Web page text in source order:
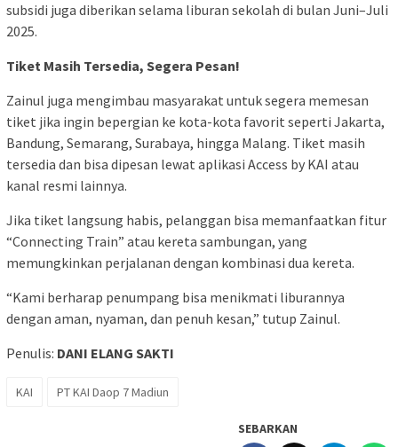
subsidi juga diberikan selama liburan sekolah di bulan Juni–Juli
2025.
Tiket Masih Tersedia, Segera Pesan!
Zainul juga mengimbau masyarakat untuk segera memesan
tiket jika ingin bepergian ke kota-kota favorit seperti Jakarta,
Bandung, Semarang, Surabaya, hingga Malang. Tiket masih
tersedia dan bisa dipesan lewat aplikasi Access by KAI atau
kanal resmi lainnya.
Jika tiket langsung habis, pelanggan bisa memanfaatkan fitur
“Connecting Train” atau kereta sambungan, yang
memungkinkan perjalanan dengan kombinasi dua kereta.
“Kami berharap penumpang bisa menikmati liburannya
dengan aman, nyaman, dan penuh kesan,” tutup Zainul.
Penulis: DANI ELANG SAKTI
KAI PT KAI Daop 7 Madiun
SEBARKAN